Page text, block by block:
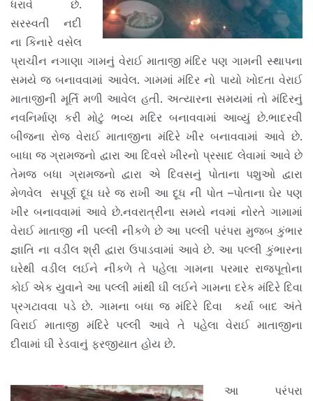
ધરાવે છે.
સરસ્વતી નદી
ના કિનારે વસેલ
પ્રાચીન નગાણા ગામનું વેરાઈ માતાજી મંદિર પણ ગામની સ્થાપના
સમયે જ બનાવવામાં આવેલ. ગામમાં મંદિર નો પાયો ખોદતા વેરાઈ
માતાજીની મૂર્તિ મળી આવેલ હતી. અત્યારના સમયમાં તો મંદિરનું
નવનિર્માણ કરી મોટું ભવ્ય મદિર બનાવવામાં આવ્યું છે.ભાદરવી
બીજના રોજ વેરાઈ માતાજીના મંદિરે ખીર બનાવવામાં આવે છે.
બાધા જ ગ્રામજનો દ્વારા આ દિવસે ખીરનો પ્રસાદ લેવામાં આવે છે
તેમજ બધા ગ્રામજનો દ્વારા એ દિવસનું પોતાના પશુઓ દ્વારા
મેળવેલ સપૂર્ણ દૂધ ઘરે જ રાખી આ દૂધ ની પોત –પોતાના ઘેર પણ
ખીર બનાવવામાં આવે છે.નવરાત્રીના સમયે નવમાં નોરતે ગામામાં
વેરાઈ માતાજી ની પલ્લી નીકળે છે આ પલ્લી પરંપરા મુજબ કુંભાર
જ્ઞાતિ ના વડીલ શ્રી દ્વારા ઉપાડવામાં આવે છે. આ પલ્લી કુંભારના
ઘરેથી વડીલ લઈને નીકળે તે પહેલા ગામના પરમાર રાજપૂતોના
કોઈ એક યુવાને આ પલ્લી માંથી ઘી લઈને ગામના દરેક મંદિરે દિવા
પ્રગટાવવા પડે છે. ગામના બધા જ મંદિરે દિવા કર્યા બાદ અંતે
વિરાઈ માતાજી મંદિરે પલ્લી આવે તે પહેલા વેરાઈ માતાજીના
દીવામાં ઘી રેડવાનું ફરજીયાત હોય છે.
આ પરંપરા